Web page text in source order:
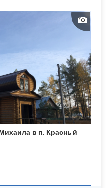
в п. Красный